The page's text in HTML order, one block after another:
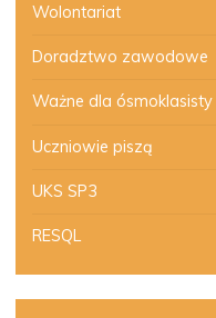
Wolontariat
Doradztwo zawodowe
Ważne dla ósmoklasisty
Uczniowie piszą
UKS SP3
RESQL